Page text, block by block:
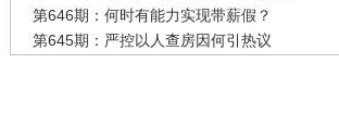
第646期：何时有能力实现带薪假？
第645期：严控以人查房因何引热议